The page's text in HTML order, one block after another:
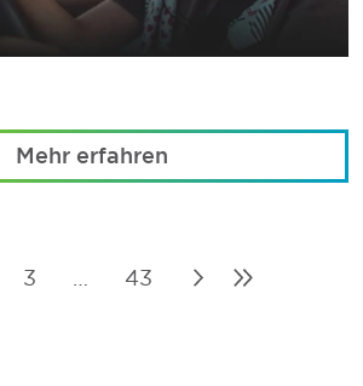
Mehr erfahren
3 43